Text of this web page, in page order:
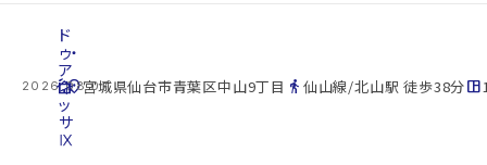
2026.08.07
cottage
ド
ゥ・
ア
ネ
ッ
サ
Ⅸ
location_on宮城県仙台市青葉区中山9丁目 directions_walk 仙山線/北山駅 徒歩38分space_dashboard